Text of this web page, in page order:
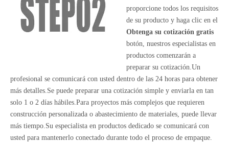
proporcione todos los requisitos
de su producto y haga clic en el
Obtenga su cotización gratis
botón, nuestros especialistas en
productos comenzarán a
preparar su cotización.Un
profesional se comunicará con usted dentro de las 24 horas para obtener
más detalles.Se puede preparar una cotización simple y enviarla en tan
solo 1 o 2 días hábiles.Para proyectos más complejos que requieren
construcción personalizada o abastecimiento de materiales, puede llevar
más tiempo.Su especialista en productos dedicado se comunicará con
usted para mantenerlo conectado durante todo el proceso de empaque.